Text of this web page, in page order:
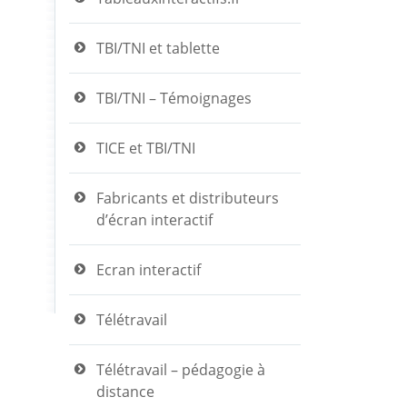
TBI/TNI et tablette
TBI/TNI – Témoignages
TICE et TBI/TNI
Fabricants et distributeurs
d’écran interactif
Ecran interactif
Télétravail
Télétravail – pédagogie à
distance